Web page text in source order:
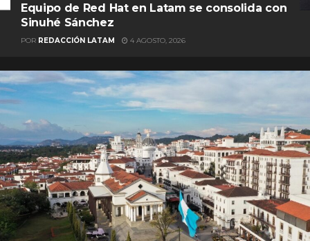
Equipo de Red Hat en Latam se consolida con
Sinuhé Sánchez
POR REDACCIÓN LATAM 4 AGOSTO, 2026